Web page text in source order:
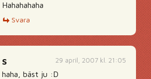
Hahahahaha
Svara
29 april, 2007 kl. 21:05
S
haha, bäst ju :D